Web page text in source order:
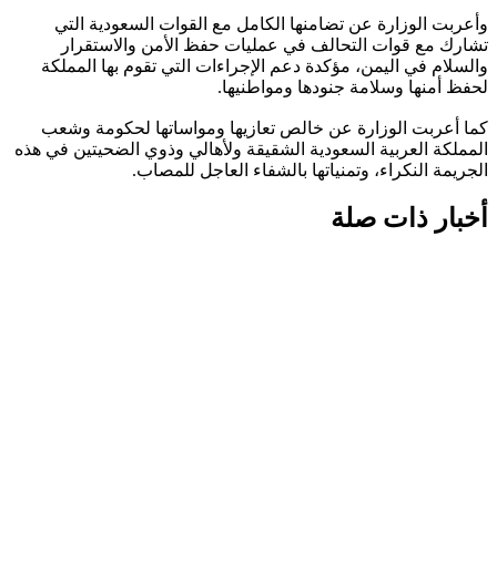
وأعربت الوزارة عن تضامنها الكامل مع القوات السعودية التي
تشارك مع قوات التحالف في عمليات حفظ الأمن والاستقرار
والسلام في اليمن، مؤكدة دعم الإجراءات التي تقوم بها المملكة
لحفظ أمنها وسلامة جنودها ومواطنيها.
كما أعربت الوزارة عن خالص تعازيها ومواساتها لحكومة وشعب
المملكة العربية السعودية الشقيقة ولأهالي وذوي الضحيتين في هذه
الجريمة النكراء، وتمنياتها بالشفاء العاجل للمصاب.
أخبار ذات صلة